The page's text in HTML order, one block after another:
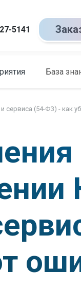
5141
База
сервиса (54-ФЗ) - как